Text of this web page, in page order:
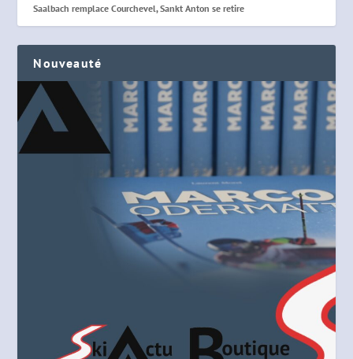
Saalbach remplace Courchevel, Sankt Anton se retire
Nouveauté